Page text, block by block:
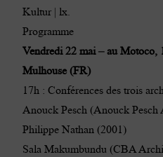
Kultur | lx.
Programme
Vendredi 22 mai – au Motoco,
Mulhouse (FR)
17h : Conférences des trois
Anouck Pesch (Anouck Pesch
Philippe Nathan (2001)
Sala Makumbundu (CBA